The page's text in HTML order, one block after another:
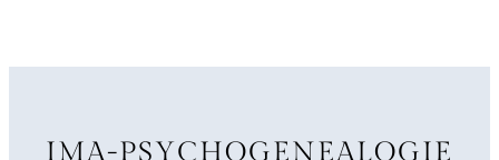
IMA-PSYCHOGENEALOGIE